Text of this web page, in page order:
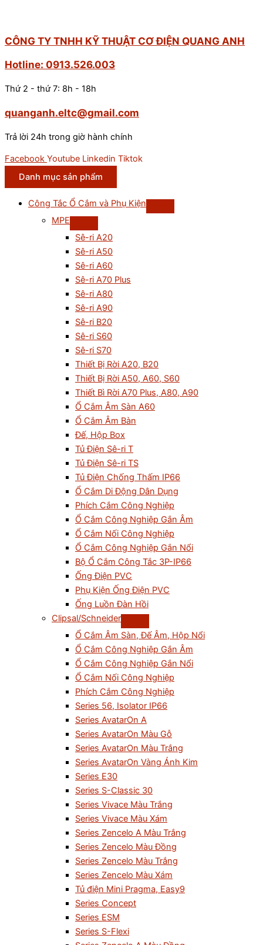
CÔNG TY TNHH KỸ THUẬT CƠ ĐIỆN QUANG ANH
Hotline: 0913.526.003
Thứ 2 - thứ 7: 8h - 18h
quanganh.eltc@gmail.com
Trả lời 24h trong giờ hành chính
Facebook Youtube Linkedin Tiktok
Danh mục sản phẩm
Công Tắc Ổ Cắm và Phụ Kiện
MPE
Sê-ri A20
Sê-ri A50
Sê-ri A60
Sê-ri A70 Plus
Sê-ri A80
Sê-ri A90
Sê-ri B20
Sê-ri S60
Sê-ri S70
Thiết Bị Rời A20, B20
Thiết Bị Rời A50, A60, S60
Thiết Bì Rời A70 Plus, A80, A90
Ổ Cắm Âm Sàn A60
Ổ Cắm Âm Bàn
Đế, Hộp Box
Tủ Điện Sê-ri T
Tủ Điện Sê-ri TS
Tủ Điện Chống Thấm IP66
Ổ Cắm Di Động Dân Dụng
Phích Cắm Công Nghiệp
Ổ Cắm Công Nghiệp Gắn Âm
Ổ Cắm Nối Công Nghiệp
Ổ Cắm Công Nghiệp Gắn Nổi
Bộ Ổ Cắm Công Tắc 3P-IP66
Ống Điện PVC
Phụ Kiện Ống Điện PVC
Ống Luồn Đàn Hồi
Clipsal/Schneider
Ổ Cắm Âm Sàn, Đế Âm, Hộp Nổi
Ổ Cắm Công Nghiệp Gắn Âm
Ổ Cắm Công Nghiệp Gắn Nổi
Ổ Cắm Nối Công Nghiệp
Phích Cắm Công Nghiệp
Series 56, Isolator IP66
Series AvatarOn A
Series AvatarOn Màu Gỗ
Series AvatarOn Màu Trắng
Series AvatarOn Vàng Ánh Kim
Series E30
Series S-Classic 30
Series Vivace Màu Trắng
Series Vivace Màu Xám
Series Zencelo A Màu Trắng
Series Zencelo Màu Đồng
Series Zencelo Màu Trắng
Series Zencelo Màu Xám
Tủ điện Mini Pragma, Easy9
Series Concept
Series ESM
Series S-Flexi